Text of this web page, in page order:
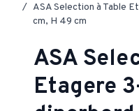
/ ASA Selection à Table
cm, H 49 cm
ASA
Etagere